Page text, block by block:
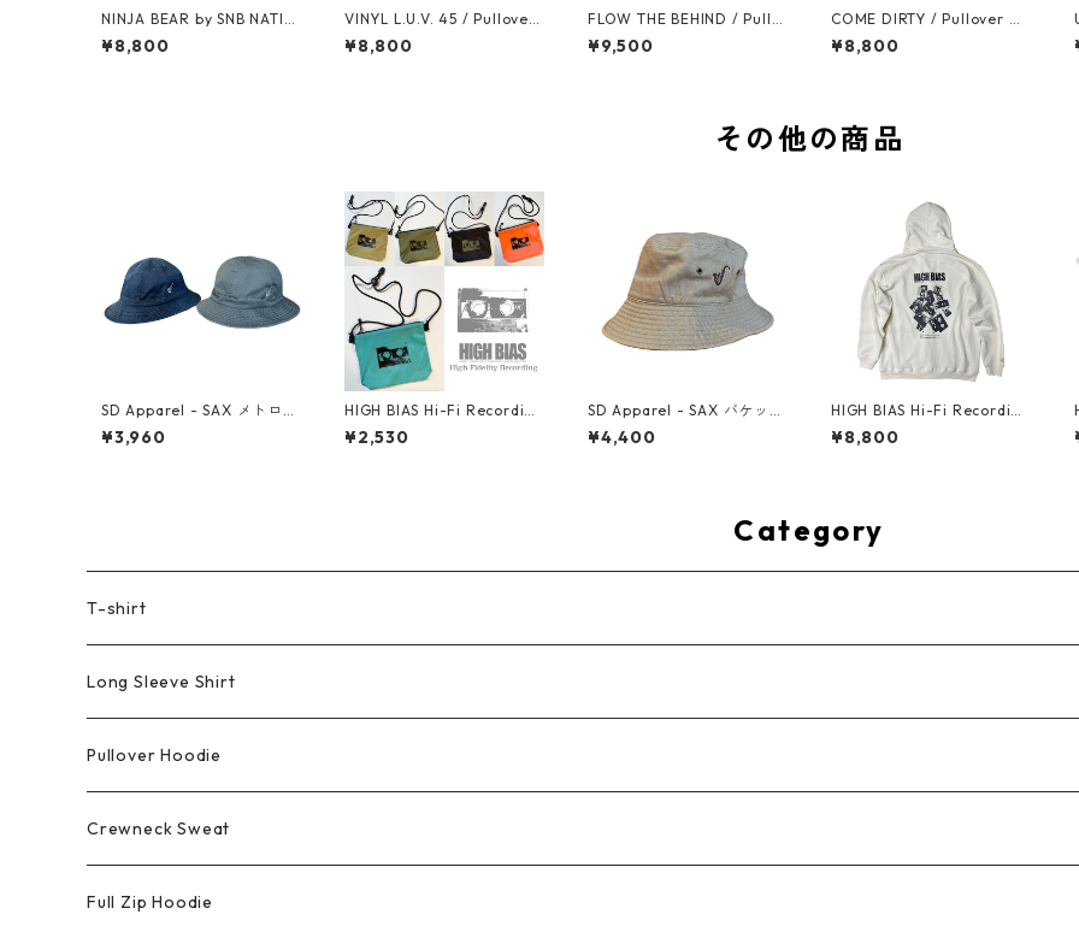
NINJA BEAR by SNB NATIO
N / Pullover Hoodie
¥8,800
VINYL L.U.V. 45 / Pullover
Hoodie (Vintage Natural)
¥8,800
FLOW THE BEHIND / Pullo
ver Hoodie (Black) + Mix C
D
¥9,500
COME DIRTY / Pullover Ho
odie (Mix Gray)
¥8,800
その他の商品
SD Apparel - SAX メトロハ
ット
¥3,960
HIGH BIAS Hi-Fi Recording
Nylon Ripstop Sacoche
¥2,530
SD Apparel - SAX バケット
ハット（Khaki）
¥4,400
HIGH BIAS Hi-Fi Recording
Zip Hoodie (Vintage Natur
al)
¥8,800
Category
T-shirt
Long Sleeve Shirt
Pullover Hoodie
Crewneck Sweat
Full Zip Hoodie